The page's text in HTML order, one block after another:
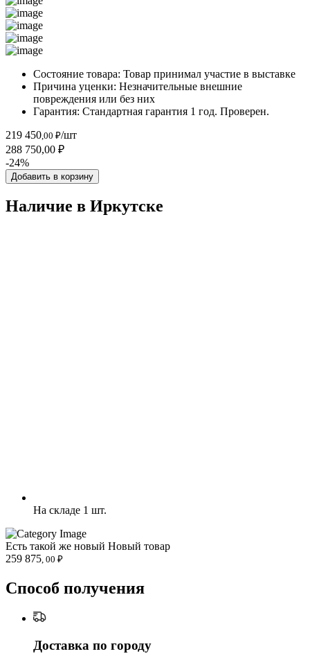
Состояние товара: Товар принимал участие в выставке
Причина уценки: Незначительные внешние
повреждения или без них
Гарантия: Стандартная гарантия 1 год. Проверен.
219 450 ,00 ₽/шт
288 750,00 ₽
-24%
Добавить в корзину
Наличие в Иркутскe
На складе 1 шт.
Есть такой же новый Новый товар
259 875, 00 ₽
Способ получения
Доставка по городу